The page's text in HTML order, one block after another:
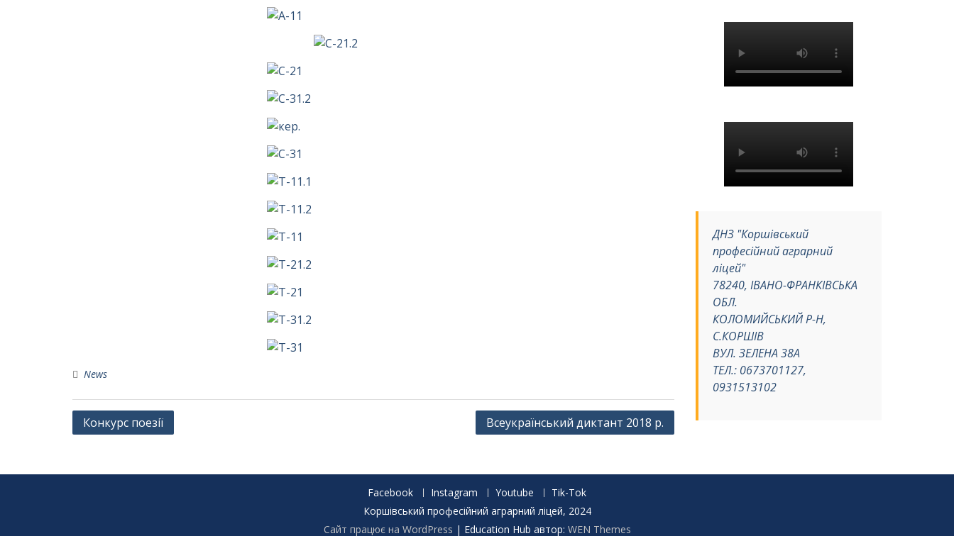
News
Навігація
Конкурс поезії Всеукраїнський диктант 2018 р.
ДНЗ "Коршівський
професійний аграрний
ліцей"
78240, ІВАНО-ФРАНКІВСЬКА
ОБЛ.
КОЛОМИЙСЬКИЙ Р-Н,
С.КОРШІВ
ВУЛ. ЗЕЛЕНА 38А
ТЕЛ.: 0673701127,
0931513102
Facebook Instagram Youtube
Tik-Tok
Коршівський професійний аграрний ліцей, 2024
Сайт працює на WordPress | Education Hub автор: WEN Themes